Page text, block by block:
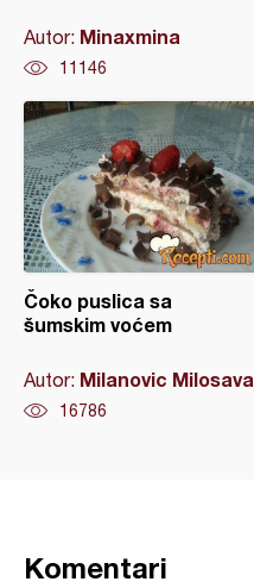
Autor: Minaxmina
11146
Čoko puslica sa
šumskim voćem
Autor: Milanovic Milosava
16786
Komentari